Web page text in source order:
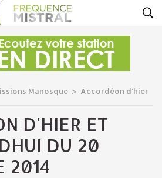
Manosque > Accordéon d'hier
D'HIER ET
DU 20
2014